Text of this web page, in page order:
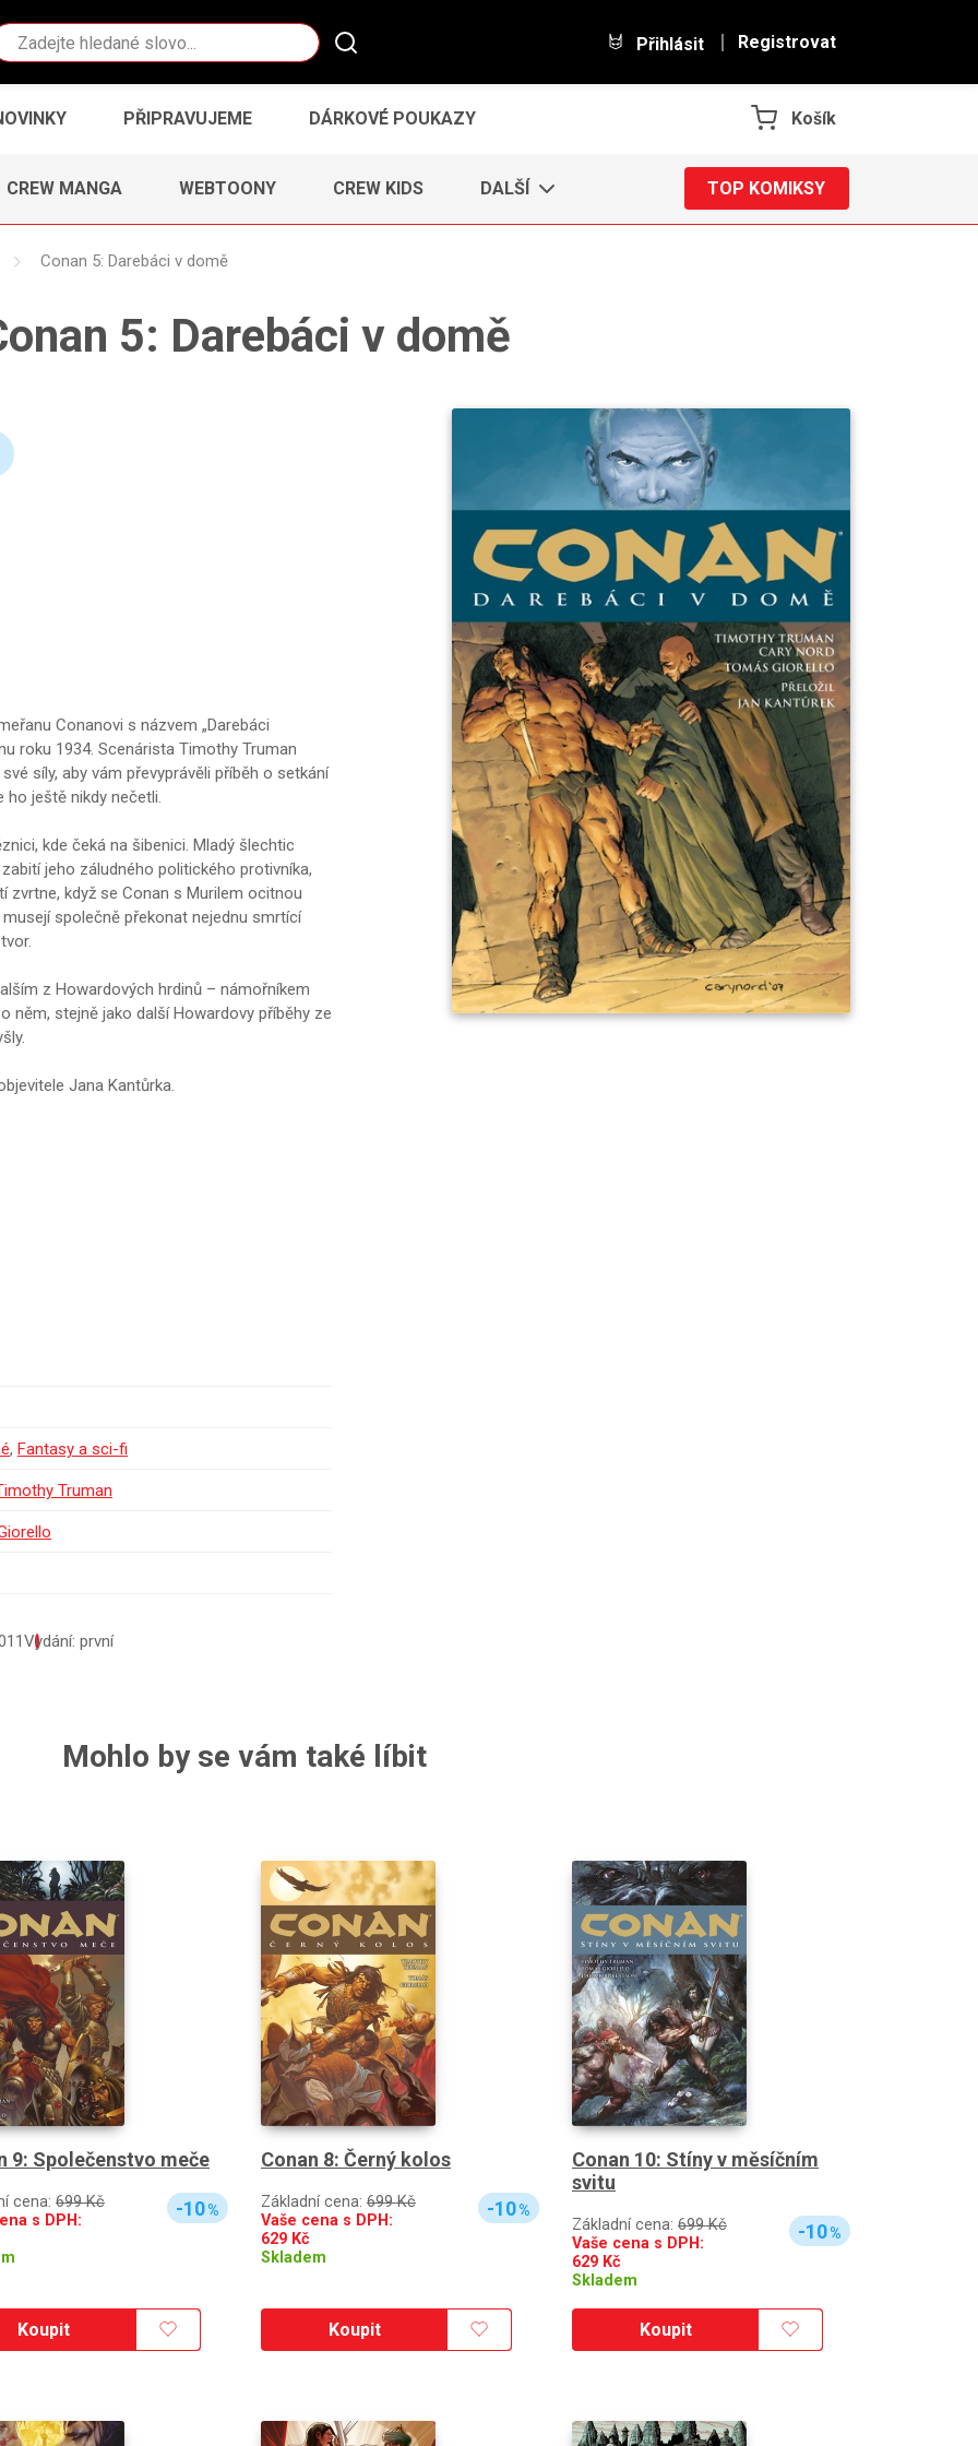
Přihlásit Registrovat
PŘIPRAVUJEME DÁRKOVÉ POUKAZY Košík
CREW MANGA WEBTOONY CREW KIDS DALŠÍ TOP KOMIKSY
Conan 5: Darebáci v domě
5: Darebáci v domě
Conanovi s názvem „Darebáci
roku 1934. Scenárista Timothy Truman
síly, aby vám převyprávěli příběh o setkání
ho ještě nikdy nečetli.
kde čeká na šibenici. Mladý šlechtic
jeho záludného politického protivníka,
zvrtne, když se Conan s Murilem ocitnou
společně překonat nejednu smrtící
z Howardových hrdinů – námořníkem
něm, stejně jako další Howardovy příběhy ze
Jana Kantůrka.
, Fantasy a sci-fi
Truman
Vydání: první
Mohlo by se vám také líbit
9: Společenstvo meče
cena: 699 Kč
s DPH:
-10%
Koupit
Conan 8: Černý kolos
Základní cena: 699 Kč
Vaše cena s DPH:
629 Kč
Skladem
-10%
Koupit
Conan 10: Stíny v měsíčním
svitu
Základní cena: 699 Kč
Vaše cena s DPH:
629 Kč
Skladem
-10%
Koupit